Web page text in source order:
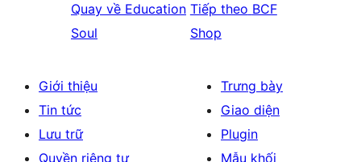
Quay về Education
Soul
Tiếp theo BCF
Shop
Giới thiệu
Tin tức
Lưu trữ
Quyền riêng tư
Trưng bày
Giao diện
Plugin
Mẫu khối